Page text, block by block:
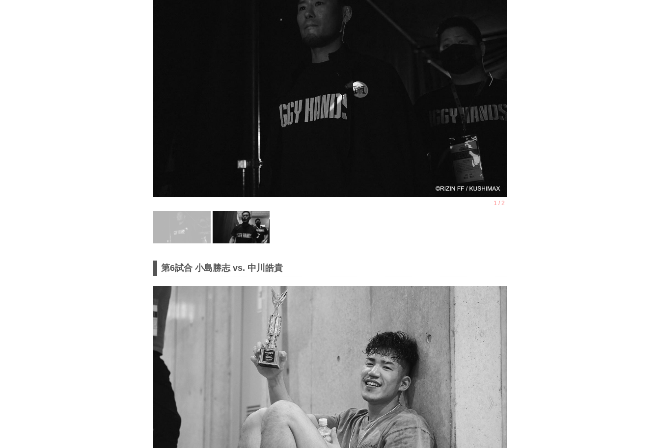
第6試合 小島勝志 vs. 中川皓貴